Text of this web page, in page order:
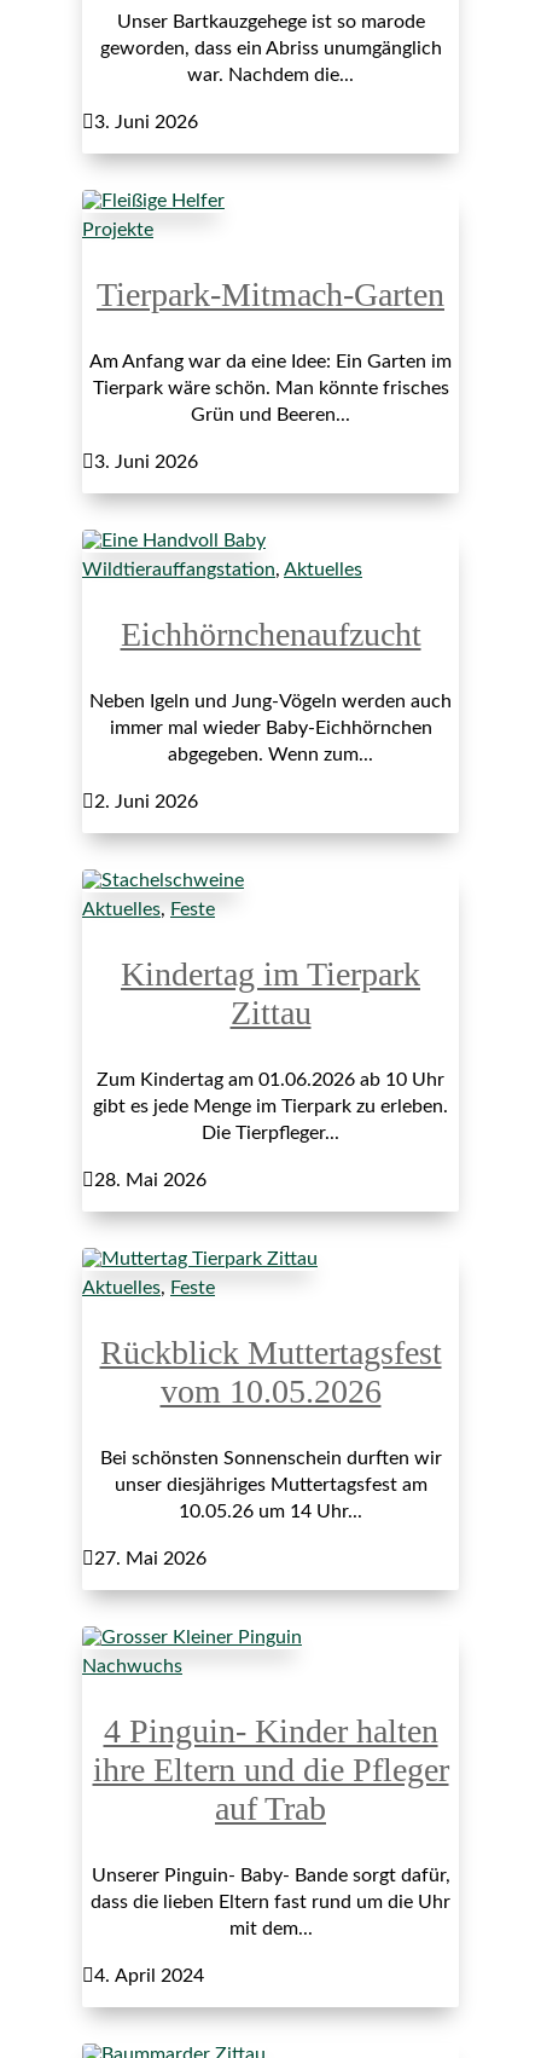
Unser Bartkauzgehege ist so marode
geworden, dass ein Abriss unumgänglich
war. Nachdem die...
3. Juni 2026
Projekte
Tierpark-Mitmach-Garten
Am Anfang war da eine Idee: Ein Garten im
Tierpark wäre schön. Man könnte frisches
Grün und Beeren...
3. Juni 2026
Wildtierauffangstation, Aktuelles
Eichhörnchenaufzucht
Neben Igeln und Jung-Vögeln werden auch
immer mal wieder Baby-Eichhörnchen
abgegeben. Wenn zum...
2. Juni 2026
Aktuelles, Feste
Kindertag im Tierpark
Zittau
Zum Kindertag am 01.06.2026 ab 10 Uhr
gibt es jede Menge im Tierpark zu erleben.
Die Tierpfleger...
28. Mai 2026
Aktuelles, Feste
Rückblick Muttertagsfest
vom 10.05.2026
Bei schönsten Sonnenschein durften wir
unser diesjähriges Muttertagsfest am
10.05.26 um 14 Uhr...
27. Mai 2026
Nachwuchs
4 Pinguin- Kinder halten
ihre Eltern und die Pfleger
auf Trab
Unserer Pinguin- Baby- Bande sorgt dafür,
dass die lieben Eltern fast rund um die Uhr
mit dem...
4. April 2024